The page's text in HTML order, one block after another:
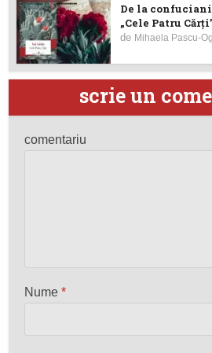
De la
„Cele Patru
de Mihaela Pascu-
scrie un
comentariu
Nume*